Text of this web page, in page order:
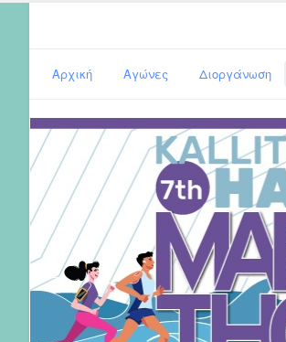
Αρχική Αγώνες Διοργάνωση